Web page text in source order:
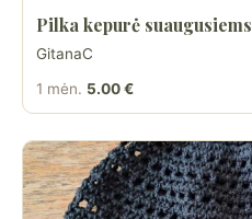
Pilka kepurė suaugusiems
GitanaC
1 mėn. 5.00 €